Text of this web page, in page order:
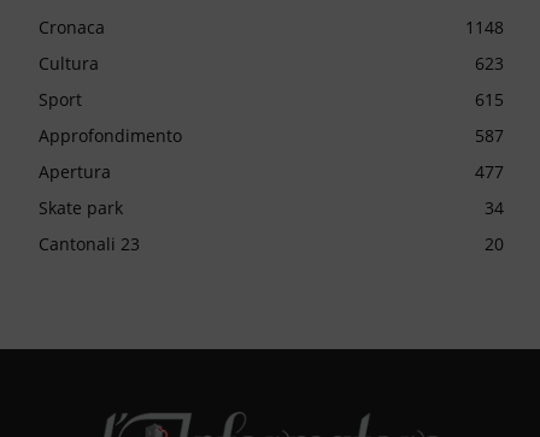
Cronaca
1148
Cultura
623
Sport
615
Approfondimento
587
Apertura
477
Skate park
34
Cantonali 23
20